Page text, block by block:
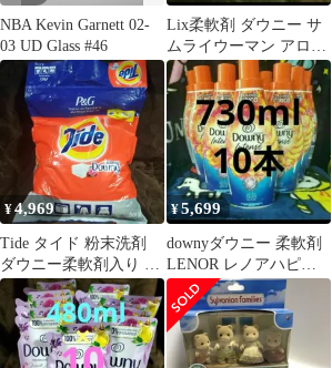
NBA Kevin Garnett 02-
03 UD Glass #46
Lix柔軟剤 ダウニー サ
ムライウーマン アロマ
リッチ ハミングフレア
イロカ
¥4,969
Tide タイド 粉末洗剤
ダウニー柔軟剤入り 大
容量 8.5kg 洗濯用品
¥5,699
downyダウニー 柔軟剤
LENOR レノアハピネ
ス FAFA Soflan